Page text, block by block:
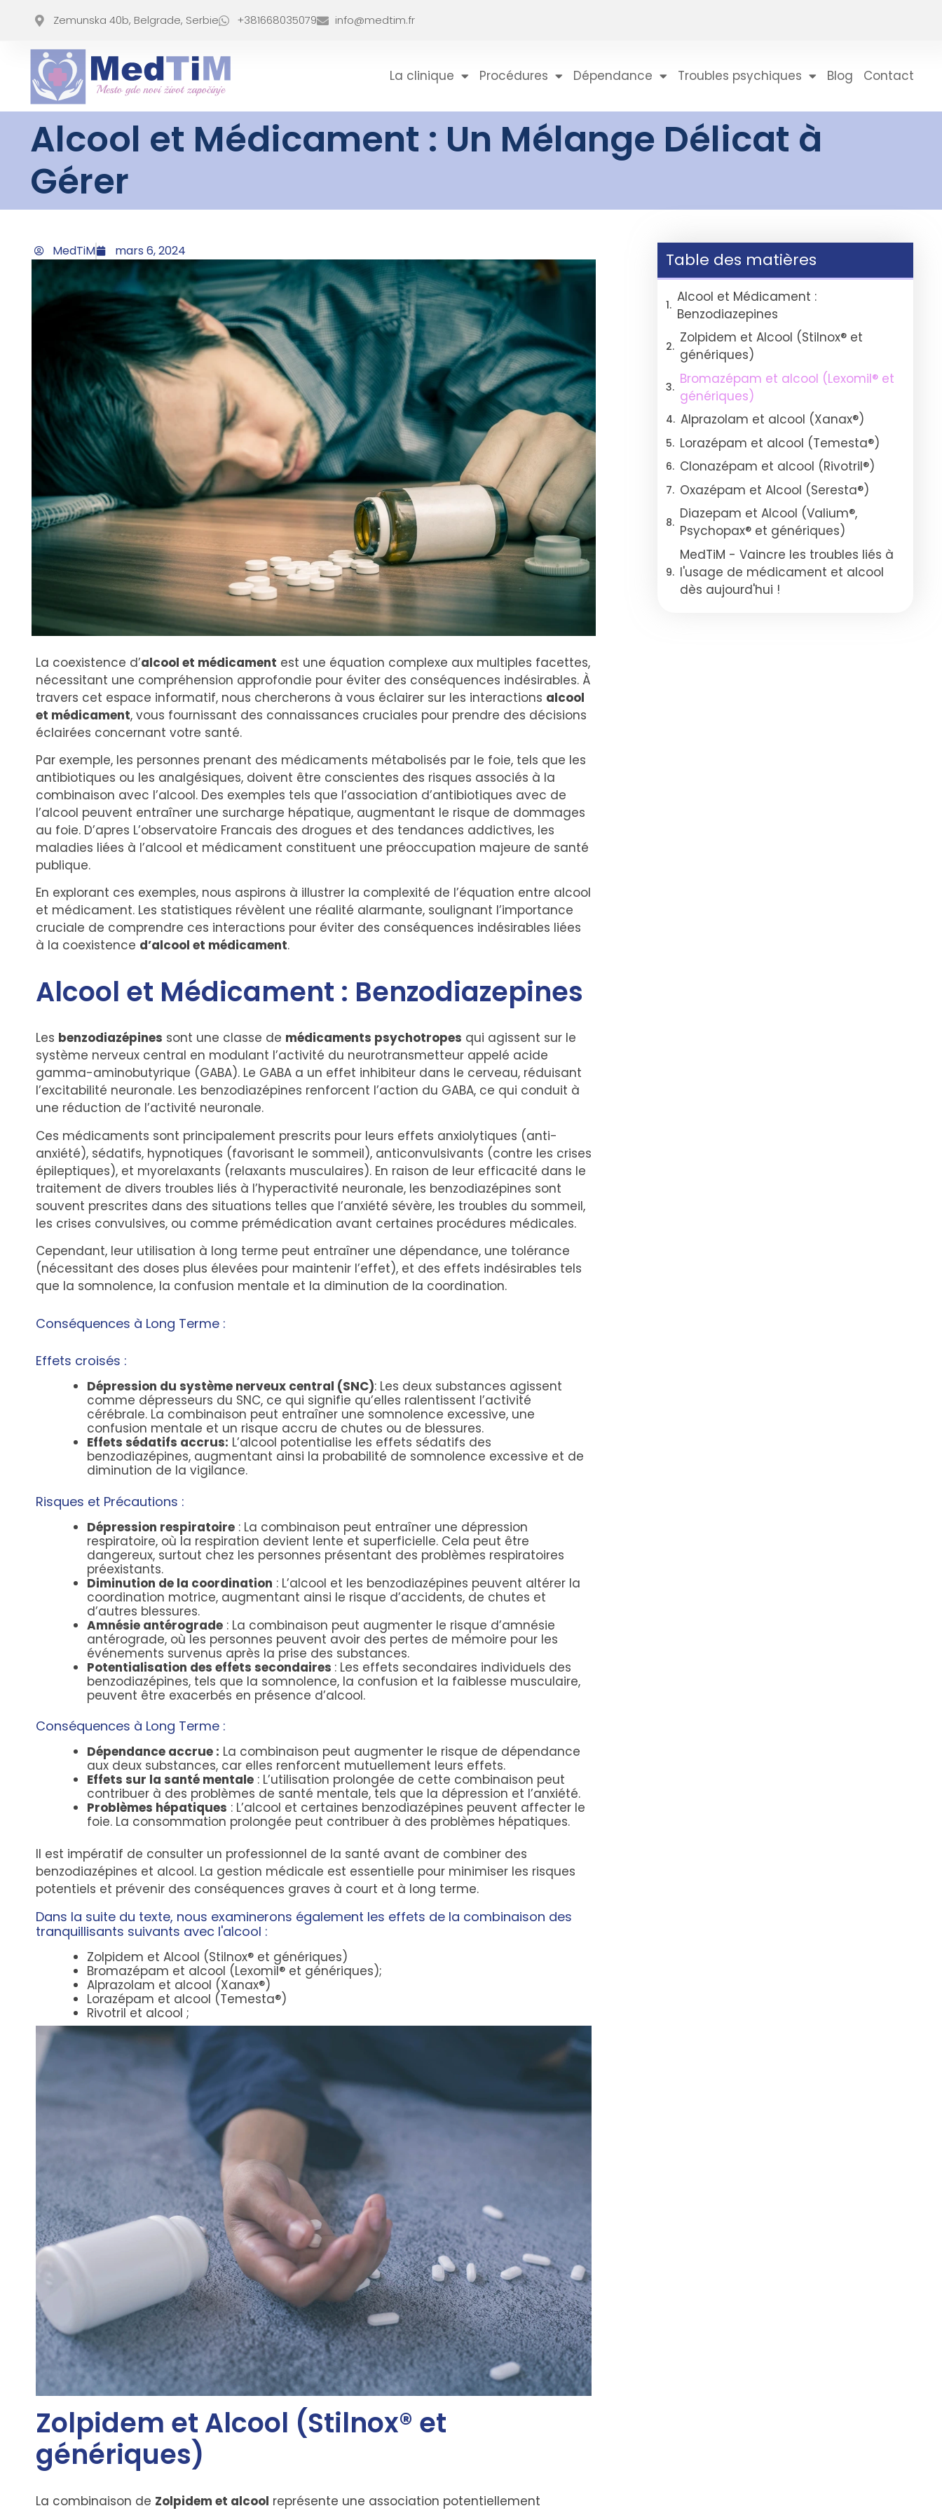
Zemunska 40b, Belgrade, Serbie +381668035079 info@medtim.fr
La clinique Procédures Dépendance Troubles psychiques Blog Contact
Alcool et Médicament : Un Mélange Délicat à
Gérer
MedTiM mars 6, 2024
La coexistence d’alcool et médicament est une équation complexe aux multiples facettes,
nécessitant une compréhension approfondie pour éviter des conséquences indésirables. À
travers cet espace informatif, nous chercherons à vous éclairer sur les interactions alcool
et médicament, vous fournissant des connaissances cruciales pour prendre des décisions
éclairées concernant votre santé.
Par exemple, les personnes prenant des médicaments métabolisés par le foie, tels que les
antibiotiques ou les analgésiques, doivent être conscientes des risques associés à la
combinaison avec l’alcool. Des exemples tels que l’association d’antibiotiques avec de
l’alcool peuvent entraîner une surcharge hépatique, augmentant le risque de dommages
au foie. D’apres L’observatoire Francais des drogues et des tendances addictives, les
maladies liées à l’alcool et médicament constituent une préoccupation majeure de santé
publique.
En explorant ces exemples, nous aspirons à illustrer la complexité de l’équation entre alcool
et médicament. Les statistiques révèlent une réalité alarmante, soulignant l’importance
cruciale de comprendre ces interactions pour éviter des conséquences indésirables liées
à la coexistence d’alcool et médicament.
Alcool et Médicament : Benzodiazepines
Les benzodiazépines sont une classe de médicaments psychotropes qui agissent sur le
système nerveux central en modulant l’activité du neurotransmetteur appelé acide
gamma-aminobutyrique (GABA). Le GABA a un effet inhibiteur dans le cerveau, réduisant
l’excitabilité neuronale. Les benzodiazépines renforcent l’action du GABA, ce qui conduit à
une réduction de l’activité neuronale.
Ces médicaments sont principalement prescrits pour leurs effets anxiolytiques (anti-
anxiété), sédatifs, hypnotiques (favorisant le sommeil), anticonvulsivants (contre les crises
épileptiques), et myorelaxants (relaxants musculaires). En raison de leur efficacité dans le
traitement de divers troubles liés à l’hyperactivité neuronale, les benzodiazépines sont
souvent prescrites dans des situations telles que l’anxiété sévère, les troubles du sommeil,
les crises convulsives, ou comme prémédication avant certaines procédures médicales.
Cependant, leur utilisation à long terme peut entraîner une dépendance, une tolérance
(nécessitant des doses plus élevées pour maintenir l’effet), et des effets indésirables tels
que la somnolence, la confusion mentale et la diminution de la coordination.
Conséquences à Long Terme :
Effets croisés :
Dépression du système nerveux central (SNC): Les deux substances agissent
comme dépresseurs du SNC, ce qui signifie qu’elles ralentissent l’activité
cérébrale. La combinaison peut entraîner une somnolence excessive, une
confusion mentale et un risque accru de chutes ou de blessures.
Effets sédatifs accrus: L’alcool potentialise les effets sédatifs des
benzodiazépines, augmentant ainsi la probabilité de somnolence excessive et de
diminution de la vigilance.
Risques et Précautions :
Dépression respiratoire : La combinaison peut entraîner une dépression
respiratoire, où la respiration devient lente et superficielle. Cela peut être
dangereux, surtout chez les personnes présentant des problèmes respiratoires
préexistants.
Diminution de la coordination : L’alcool et les benzodiazépines peuvent altérer la
coordination motrice, augmentant ainsi le risque d’accidents, de chutes et
d’autres blessures.
Amnésie antérograde : La combinaison peut augmenter le risque d’amnésie
antérograde, où les personnes peuvent avoir des pertes de mémoire pour les
événements survenus après la prise des substances.
Potentialisation des effets secondaires : Les effets secondaires individuels des
benzodiazépines, tels que la somnolence, la confusion et la faiblesse musculaire,
peuvent être exacerbés en présence d’alcool.
Conséquences à Long Terme :
Dépendance accrue : La combinaison peut augmenter le risque de dépendance
aux deux substances, car elles renforcent mutuellement leurs effets.
Effets sur la santé mentale : L’utilisation prolongée de cette combinaison peut
contribuer à des problèmes de santé mentale, tels que la dépression et l’anxiété.
Problèmes hépatiques : L’alcool et certaines benzodiazépines peuvent affecter le
foie. La consommation prolongée peut contribuer à des problèmes hépatiques.
Il est impératif de consulter un professionnel de la santé avant de combiner des
benzodiazépines et alcool. La gestion médicale est essentielle pour minimiser les risques
potentiels et prévenir des conséquences graves à court et à long terme.
Dans la suite du texte, nous examinerons également les effets de la combinaison des
tranquillisants suivants avec l'alcool :
Zolpidem et Alcool (Stilnox® et génériques)
Bromazépam et alcool (Lexomil® et génériques);
Alprazolam et alcool (Xanax®)
Lorazépam et alcool (Temesta®)
Rivotril et alcool ;
Zolpidem et Alcool (Stilnox® et
génériques)
La combinaison de Zolpidem et alcool représente une association potentiellement
Table des matières
Alcool et Médicament :
Benzodiazepines
Zolpidem et Alcool (Stilnox® et
génériques)
Bromazépam et alcool (Lexomil® et
génériques)
Alprazolam et alcool (Xanax®)
Lorazépam et alcool (Temesta®)
Clonazépam et alcool (Rivotril®)
Oxazépam et Alcool (Seresta®)
Diazepam et Alcool (Valium®,
Psychopax® et génériques)
MedTiM - Vaincre les troubles liés à
l'usage de médicament et alcool
dès aujourd'hui !